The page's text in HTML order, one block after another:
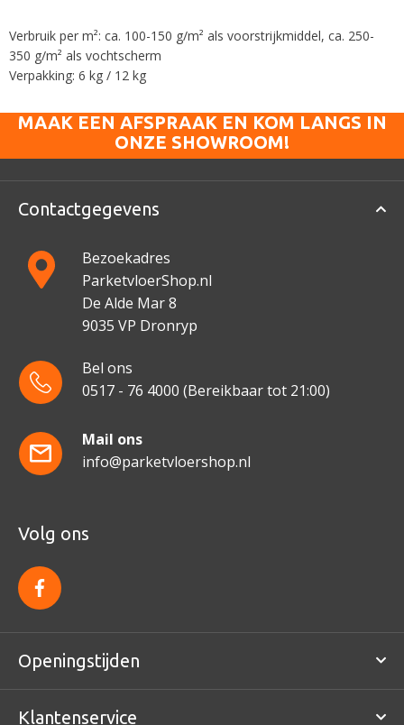
Verbruik per m²: ca. 100-150 g/m² als voorstrijkmiddel, ca. 250-
350 g/m² als vochtscherm
Verpakking: 6 kg / 12 kg
MAAK EEN AFSPRAAK EN KOM LANGS IN
ONZE SHOWROOM!
Contactgegevens
Bezoekadres
ParketvloerShop.nl
De Alde Mar 8
9035 VP Dronryp
Bel ons
0517 - 76 4000 (Bereikbaar tot 21:00)
Mail ons
info@parketvloershop.nl
Volg ons
f
a
c
e
o
o
Openingstijden
Klantenservice